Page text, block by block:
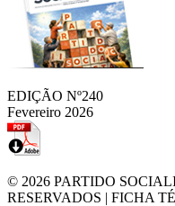
EDIÇÃO Nº240
Fevereiro 2026
© 2026 PARTIDO
RESERVADOS | FICHA